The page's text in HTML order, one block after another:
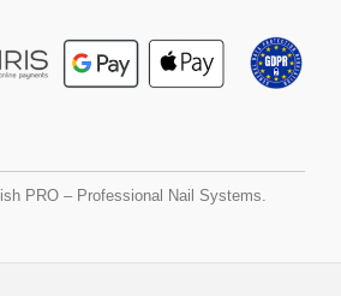
PRO – Professional Nail Systems.